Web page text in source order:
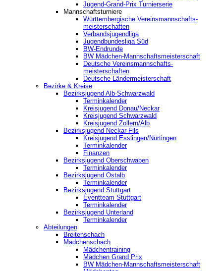
Jugend-Grand-Prix Turnierserie
Mannschaftsturniere
Württembergische Vereinsmannschafts-
meisterschaften
Verbandsjugendliga
Jugendbundesliga Süd
BW-Endrunde
BW Mädchen-Mannschaftsmeisterschaft
Deutsche Vereinsmannschafts-
meisterschaften
Deutsche Ländermeisterschaft
Bezirke & Kreise
Bezirksjugend Alb-Schwarzwald
Terminkalender
Kreisjugend Donau/Neckar
Kreisjugend Schwarzwald
Kreisjugend Zollern/Alb
Bezirksjugend Neckar-Fils
Kreisjugend ‎Esslingen/Nürtingen
Terminkalender
Finanzen
Bezirksjugend Oberschwaben
Terminkalender
Bezirksjugend Ostalb
Terminkalender
Bezirksjugend Stuttgart
‎Eventteam Stuttgart
Terminkalender
Bezirksjugend Unterland
Terminkalender
Abteilungen
Breitenschach
Mädchenschach
Mädchentraining
Mädchen Grand Prix
BW Mädchen-Mannschaftsmeisterschaft